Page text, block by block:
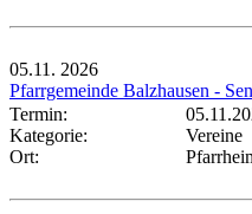
05.11. 2026
Pfarrgemeinde Balzhausen -
Termin:
Kategorie:
Vereine
Ort: